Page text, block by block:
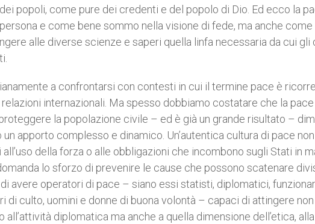
popoli, come pure dei credenti e del popolo di Dio. Ed ecco la
e come bene sommo nella visione di fede, ma anche
alle diverse scienze e saperi quella linfa necessaria da cui gli
a confrontarsi con contesti in cui il termine pace è
relazioni internazionali. Ma spesso dobbiamo costatare che la
la popolazione civile – ed è già un grande risultato –
apporto complesso e dinamico. Un’autentica cultura di pace
della forza o alle obbligazioni che incombono sugli Stati in
lo sforzo di prevenire le cause che possono scatenare
avere operatori di pace – siano essi statisti, diplomatici,
di culto, uomini e donne di buona volontà – capaci di attingere
diplomatica ma anche a quella dimensione dell’etica,